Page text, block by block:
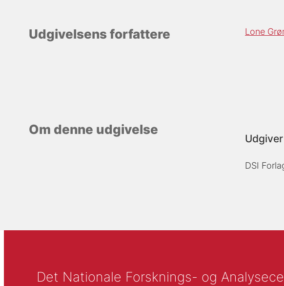
Udgivelsens forfattere Lone
Om denne udgivelse
Udgiver
DSI
Det Nationale Forsknings- og